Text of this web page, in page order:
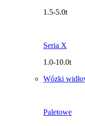
1.5-5.0t
Seria X
1.0-10.0t
Wózki
Paletowe